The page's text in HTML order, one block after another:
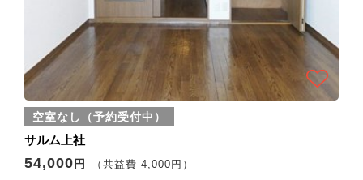
空室なし（予約受付中）
サルム上社
54,000 円 （共益費 4,000円）